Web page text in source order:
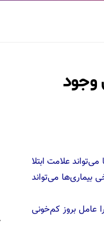
وجود
علامت ابتلا
بیماری‌ها می‌تواند
عامل بروز کم‌خونی